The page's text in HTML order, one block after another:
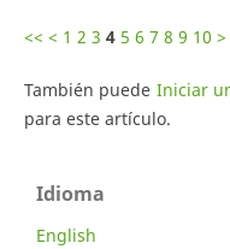
<< < 1 2 3 4 5 6 7 8 9 10 >
También puede Iniciar
para este artículo.
Idioma
English